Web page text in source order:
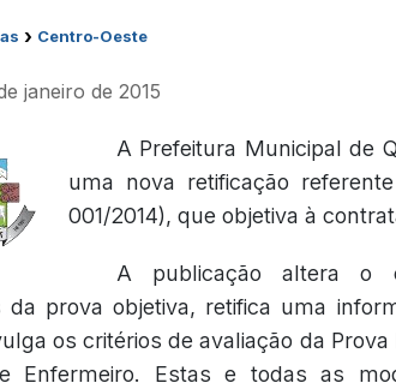
› Centro-Oeste
janeiro de 2015
A Prefeitura Municipal de
uma nova retificação
001/2014), que objetiva à
A publicação altera o
da prova objetiva, retifica uma
os critérios de avaliação da
Enfermeiro. Estas e todas as